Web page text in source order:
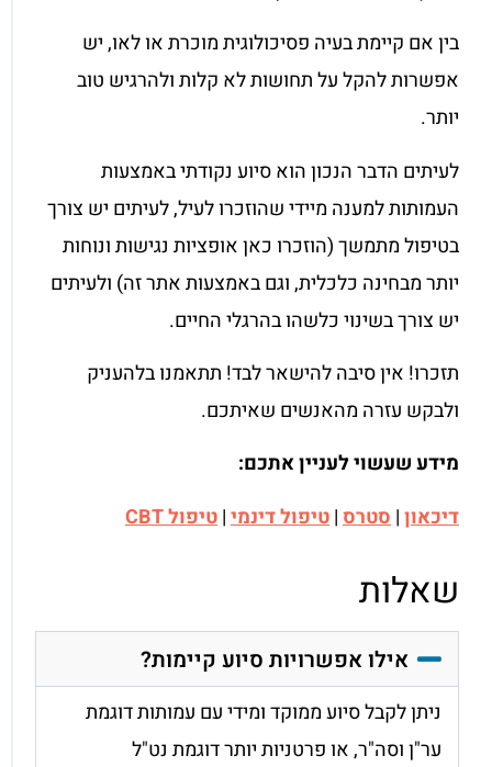
בין אם קיימת בעיה פסיכולוגית מוכרת או לאו, יש
אפשרות להקל על תחושות לא קלות ולהרגיש טוב
יותר.
לעיתים הדבר הנכון הוא סיוע נקודתי באמצעות
העמותות למענה מיידי שהוזכרו לעיל, לעיתים יש צורך
בטיפול מתמשך (הוזכרו כאן אופציות נגישות ונוחות
יותר מבחינה כלכלית, וגם באמצעות אתר זה) ולעיתים
יש צורך בשינוי כלשהו בהרגלי החיים.
תזכרו! אין סיבה להישאר לבד! תתאמנו בלהעניק
ולבקש עזרה מהאנשים שאיתכם.
מידע שעשוי לעניין אתכם:
דיכאון|סטרס|טיפול דינמי|טיפול CBT
שאלות
אילו אפשרויות סיוע קיימות?
ניתן לקבל סיוע ממוקד ומידי עם עמותות דוגמת
ער"ן וסה"ר, או פרטניות יותר דוגמת נט"ל